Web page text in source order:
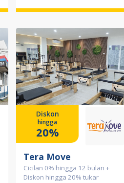
Diskon
hingga
20%
Tera Move
Cicilan 0% hingga 12 bulan +
Diskon hingga 20% tukar